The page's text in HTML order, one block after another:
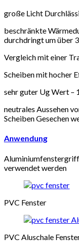
große Licht
beschränkte
durchdringt um über
Vergleich mit einer
Scheiben mit hocher
sehr guter Ug Wert –
neutrales Aussehen
Scheiben Gesechen
Anwendung
verwendet werden
PVC Fenster
PVC Aluschale